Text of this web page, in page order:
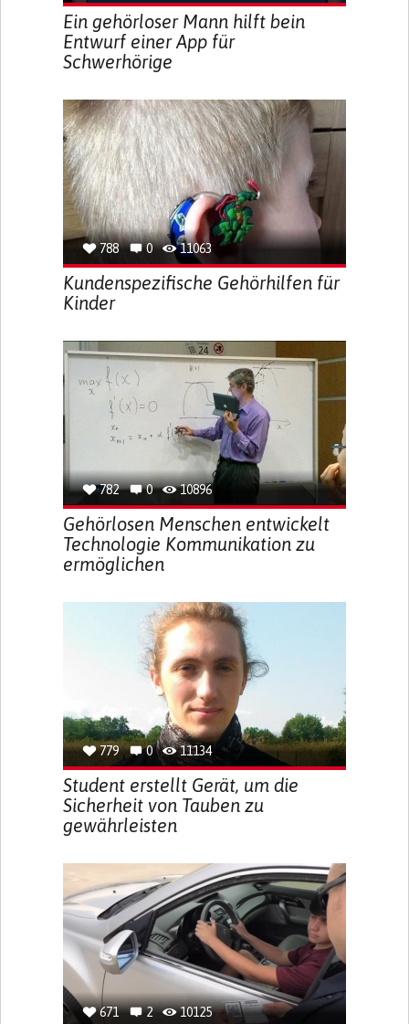
Ein gehörloser Mann hilft bein
Entwurf einer App für
Schwerhörige
788 0 11063
Kundenspezifische Gehörhilfen für
Kinder
782 0 10896
Gehörlosen Menschen entwickelt
Technologie Kommunikation zu
ermöglichen
779 0 11134
Student erstellt Gerät, um die
Sicherheit von Tauben zu
gewährleisten
671 2 10125